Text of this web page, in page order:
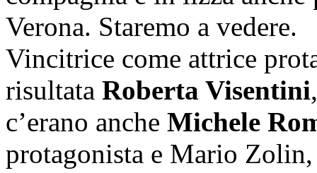
Verona. Staremo a vedere.
Vincitrice come attrice
risultata Roberta Visentini
c’erano anche Michele
protagonista e Mario